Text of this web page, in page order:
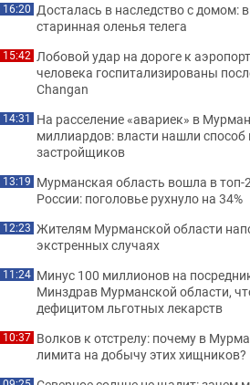
16:20 Досталась в наследство с домом:
старинная оленья телега
15:42 Лобовой удар на дороге к
человека госпитализированы
Changan
14:31 На расселение «авариек» в
миллиардов: власти нашли способ
застройщиков
13:19 Мурманская область вошла в топ-
России: поголовье рухнуло на 34%
12:23 Жителям Мурманской области
экстренных случаях
11:24 Минус 100 миллионов на
Минздрав Мурманской области,
дефицитом льготных лекарств
10:37 Волков к отстрелу: почему в
лимита на добычу этих хищников?